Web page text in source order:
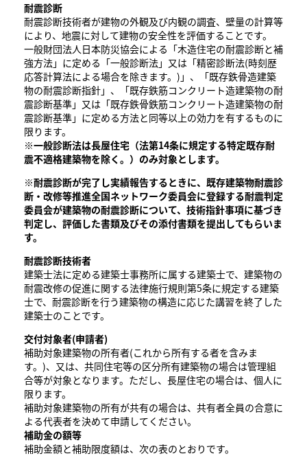
耐震診断
耐震診断技術者が建物の外観及び内観の調査、壁量の計算等
により、地震に対して建物の安全性を評価することです。
一般財団法人日本防災協会による「木造住宅の耐震診断と補
強方法」に定める「一般診断法」又は「精密診断法(時刻歴
応答計算法による場合を除きます。)」、「既存鉄骨造建築
物の耐震診断指針」、「既存鉄筋コンクリート造建築物の耐
震診断基準」又は「既存鉄骨鉄筋コンクリート造建築物の耐
震診断基準」に定める方法と同等以上の効力を有するものに
限ります。
※一般診断法は長屋住宅（法第14条に規定する特定既存耐
震不適格建築物を除く。）のみ対象とします。​
※耐震診断が完了し実績報告するときに、既存建築物耐震診
断・改修等推進全国ネットワーク委員会に登録する耐震判定
委員会が建築物の耐震診断について、技術指針事項に基づき
判定し、評価した書類及びその添付書類を提出してもらいま
す。
耐震診断技術者
建築士法に定める建築士事務所に属する建築士で、建築物の
耐震改修の促進に関する法律施行規則第5条に規定する建築
士で、耐震診断を行う建築物の構造に応じた講習を終了した
建築士のことです。
交付対象者(申請者)
補助対象建築物の所有者(これから所有する者を含みま
す。)、又は、共同住宅等の区分所有建築物の場合は管理組
合等が対象となります。ただし、長屋住宅の場合は、個人に
限ります。
補助対象建築物の所有が共有の場合は、共有者全員の合意に
よる代表者を決めて申請してください。
補助金の額等
補助金額と補助限度額は、次の表のとおりです。